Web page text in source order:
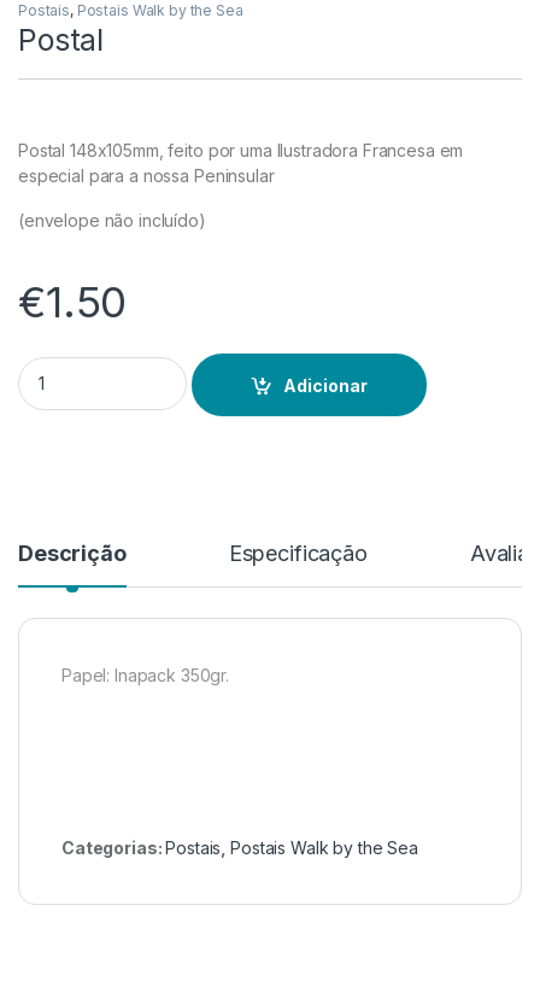
Postais, Postais Walk by the Sea
Postal
Postal 148x105mm, feito por uma Ilustradora Francesa em
especial para a nossa Peninsular
(envelope não incluído)
€1.50
Quantidade de Postal
Adicionar
Descrição Especificação
Papel: Inapack 350gr.
Categorias:Postais ,Postais Walk by the Sea